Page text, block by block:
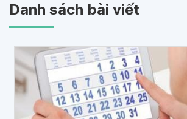
Danh sách bài viết